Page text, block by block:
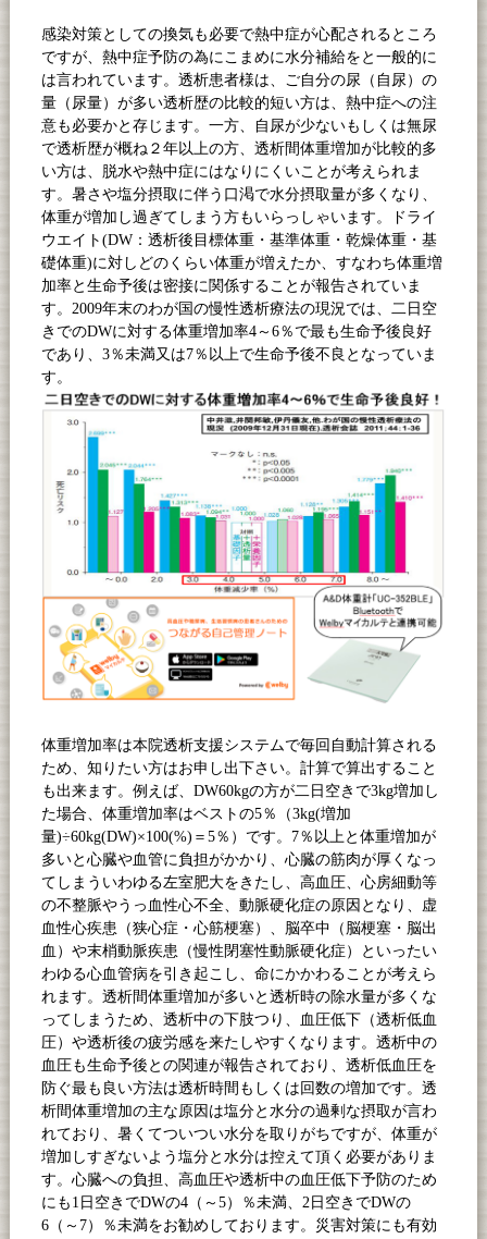
感染対策としての換気も必要で熱中症が心配されるところ
ですが、熱中症予防の為にこまめに水分補給をと一般的に
は言われています。透析患者様は、ご自分の尿（自尿）の
量（尿量）が多い透析歴の比較的短い方は、熱中症への注
意も必要かと存じます。一方、自尿が少ないもしくは無尿
で透析歴が概ね２年以上の方、透析間体重増加が比較的多
い方は、脱水や熱中症にはなりにくいことが考えられま
す。暑さや塩分摂取に伴う口渇で水分摂取量が多くなり、
体重が増加し過ぎてしまう方もいらっしゃいます。ドライ
ウエイト(DW：透析後目標体重・基準体重・乾燥体重・基
礎体重)に対しどのくらい体重が増えたか、すなわち体重増
加率と生命予後は密接に関係することが報告されていま
す。2009年末のわが国の慢性透析療法の現況では、二日空
きでのDWに対する体重増加率4～6％で最も生命予後良好
であり、3％未満又は7％以上で生命予後不良となっていま
す。
体重増加率は本院透析支援システムで毎回自動計算される
ため、知りたい方はお申し出下さい。計算で算出すること
も出来ます。例えば、DW60kgの方が二日空きで3kg増加し
た場合、体重増加率はベストの5％（3kg(増加
量)÷60kg(DW)×100(%)＝5％）です。7％以上と体重増加が
多いと心臓や血管に負担がかかり、心臓の筋肉が厚くなっ
てしまういわゆる左室肥大をきたし、高血圧、心房細動等
の不整脈やうっ血性心不全、動脈硬化症の原因となり、虚
血性心疾患（狭心症・心筋梗塞）、脳卒中（脳梗塞・脳出
血）や末梢動脈疾患（慢性閉塞性動脈硬化症）といったい
わゆる心血管病を引き起こし、命にかかわることが考えら
れます。透析間体重増加が多いと透析時の除水量が多くな
ってしまうため、透析中の下肢つり、血圧低下（透析低血
圧）や透析後の疲労感を来たしやすくなります。透析中の
血圧も生命予後との関連が報告されており、透析低血圧を
防ぐ最も良い方法は透析時間もしくは回数の増加です。透
析間体重増加の主な原因は塩分と水分の過剰な摂取が言わ
れており、暑くてついつい水分を取りがちですが、体重が
増加しすぎないよう塩分と水分は控えて頂く必要がありま
す。心臓への負担、高血圧や透析中の血圧低下予防のため
にも1日空きでDWの4（～5）％未満、2日空きでDWの
6（～7）％未満をお勧めしております。災害対策にも有効